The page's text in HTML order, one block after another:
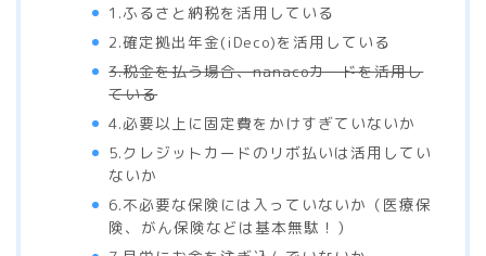
1.ふるさと納税を活用している
2.確定拠出年金(iDeco)を活用している
3.税金を払う場合、nanacoカードを活用し
ている
4.必要以上に固定費をかけすぎていないか
5.クレジットカードのリボ払いは活用してい
ないか
6.不必要な保険には入っていないか（医療保
険、がん保険などは基本無駄！）